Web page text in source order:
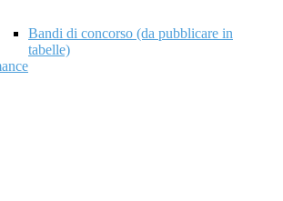
Bandi di concorso (da pubblicare in
tabelle)